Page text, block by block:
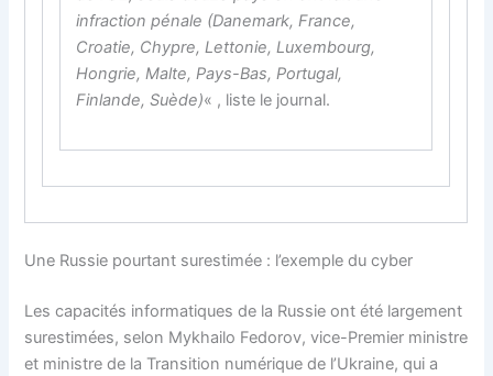
infraction pénale (Danemark, France,
Croatie, Chypre, Lettonie, Luxembourg,
Hongrie, Malte, Pays-Bas, Portugal,
Finlande, Suède)« , liste le journal.
Une Russie pourtant surestimée : l’exemple du cyber
Les capacités informatiques de la Russie ont été largement
surestimées, selon Mykhailo Fedorov, vice-Premier ministre
et ministre de la Transition numérique de l’Ukraine, qui a